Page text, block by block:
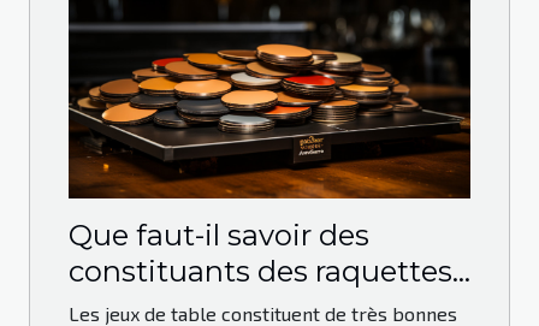
Que faut-il savoir des
constituants des raquettes
de ping-pong ?
Les jeux de table constituent de très bonnes